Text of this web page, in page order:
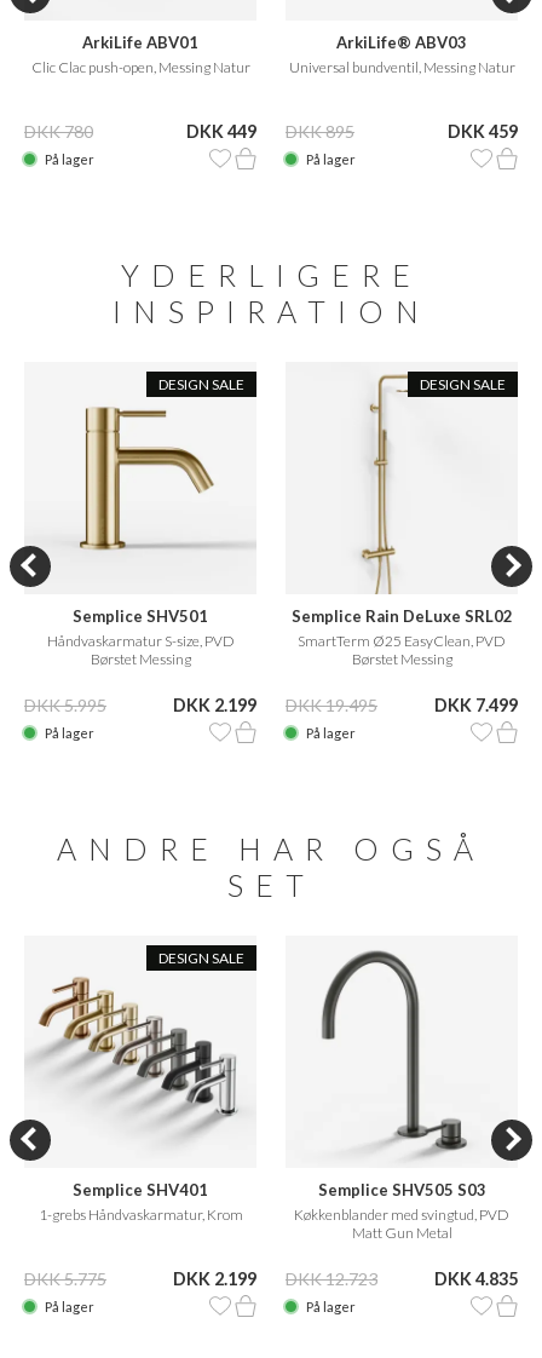
ArkiLife ABV01
Clic Clac push-open, Messing Natur
DKK 780 DKK 449
På lager
ArkiLife® ABV03
Universal bundventil, Messing Natur
DKK 895 DKK 459
På lager
YDERLIGERE
INSPIRATION
DESIGN SALE
Semplice SHV501
Håndvaskarmatur S-size, PVD
Børstet Messing
DKK 5.995 DKK 2.199
På lager
DESIGN SALE
Semplice Rain DeLuxe SRL02
SmartTerm Ø25 EasyClean, PVD
Børstet Messing
DKK 19.495 DKK 7.499
På lager
ANDRE HAR OGSÅ
SET
DESIGN SALE
Semplice SHV401
1-grebs Håndvaskarmatur, Krom
DKK 5.775 DKK 2.199
På lager
Semplice SHV505 S03
Køkkenblander med svingtud, PVD
Matt Gun Metal
DKK 12.723 DKK 4.835
På lager